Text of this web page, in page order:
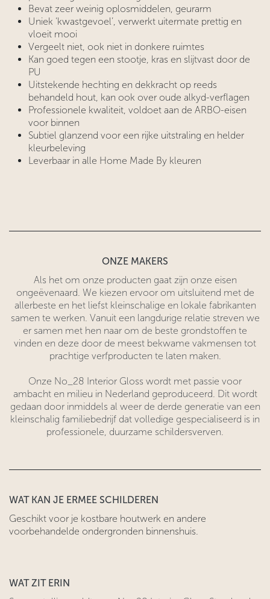
Bevat zeer weinig oplosmiddelen, geurarm
Uniek ‘kwastgevoel’, verwerkt uitermate prettig en
vloeit mooi
Vergeelt niet, ook niet in donkere ruimtes
Kan goed tegen een stootje, kras en slijtvast door de
PU
Uitstekende hechting en dekkracht op reeds
behandeld hout, kan ook over oude alkyd-verflagen
Professionele kwaliteit, voldoet aan de ARBO-eisen
voor binnen
Subtiel glanzend voor een rijke uitstraling en helder
kleurbeleving
Leverbaar in alle Home Made By kleuren
ONZE MAKERS
Als het om onze producten gaat zijn onze eisen
ongeëvenaard. We kiezen ervoor om uitsluitend met de
allerbeste en het liefst kleinschalige en lokale fabrikanten
samen te werken. Vanuit een langdurige relatie streven we
er samen met hen naar om de beste grondstoffen te
vinden en deze door de meest bekwame vakmensen tot
prachtige verfproducten te laten maken.
Onze No_28 Interior Gloss wordt met passie voor
ambacht en milieu in Nederland geproduceerd. Dit wordt
gedaan door inmiddels al weer de derde generatie van een
kleinschalig familiebedrijf dat volledige gespecialiseerd is in
professionele, duurzame schildersverven.
WAT KAN JE ERMEE SCHILDEREN
Geschikt voor je kostbare houtwerk en andere
voorbehandelde ondergronden binnenshuis.
WAT ZIT ERIN